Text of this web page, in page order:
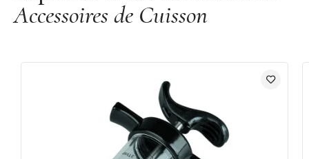
Accessoires de Cuisson